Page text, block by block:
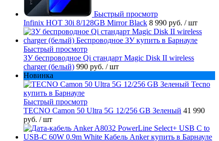
Быстрый просмотр
Infinix HOT 30i 8/128GB Mirror Black 8 990 руб. / шт
Быстрый просмотр
ЗУ беспроводное Qi стандарт Magic Disk II wireless
charger (белый) 990 руб. / шт
Новинка
Быстрый просмотр
TECNO Camon 50 Ultra 5G 12/256 GB Зеленый 41 990
руб. / шт